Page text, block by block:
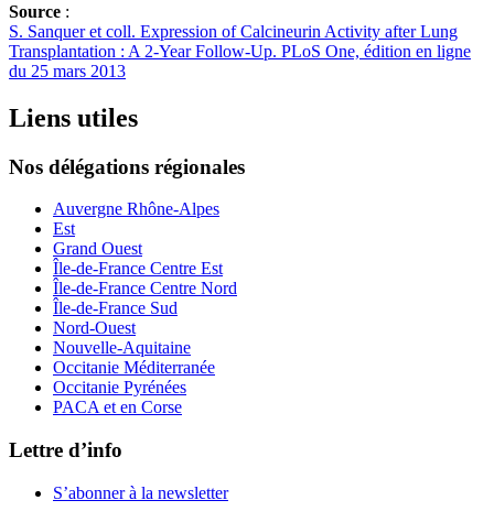
Source :
S. Sanquer et coll. Expression of Calcineurin Activity after Lung
Transplantation : A 2‑Year Follow-Up. PLoS One, édition en ligne
du 25 mars 2013
Liens utiles
Nos délégations régionales
Auvergne Rhône-Alpes
Est
Grand Ouest
Île-de-France Centre Est
Île-de-France Centre Nord
Île-de-France Sud
Nord-Ouest
Nouvelle-Aquitaine
Occitanie Méditerranée
Occitanie Pyrénées
PACA et en Corse
Lettre d’info
S’abonner à la newsletter